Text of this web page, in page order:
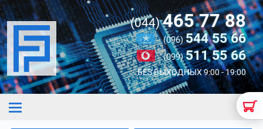
(044)465 77 88
(096)544 55 66
(099)511 55 66
БЕЗ ВЫХОДНЫХ 9:00 - 19:00